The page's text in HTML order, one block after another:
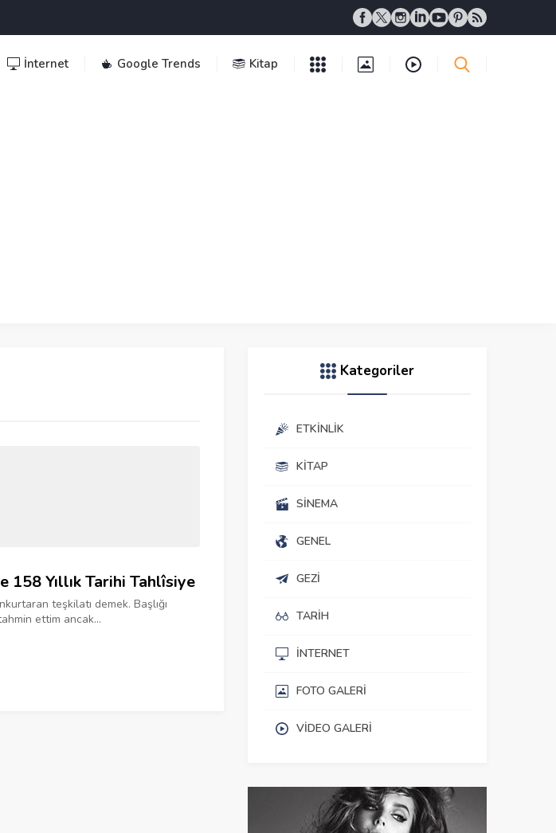
İnternet Google Trends Kitap
Yıllık Tarihi Tahlîsiye
teşkilatı demek. Başlığı
ettim ancak...
Kategoriler
ETKINLIK
KITAP
SINEMA
GENEL
GEZI
TARIH
İNTERNET
FOTO GALERI
VIDEO GALERI